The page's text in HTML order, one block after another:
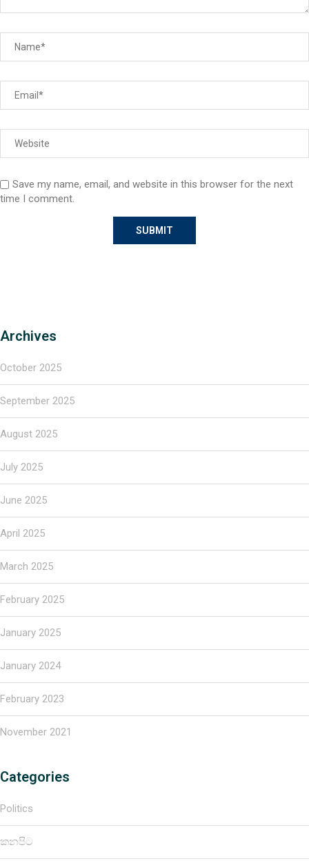
Save my name, email, and website in this browser for the next
time I comment.
Archives
October 2025
September 2025
August 2025
July 2025
June 2025
April 2025
March 2025
February 2025
January 2025
January 2024
February 2023
November 2021
Categories
Politics
කනපිට